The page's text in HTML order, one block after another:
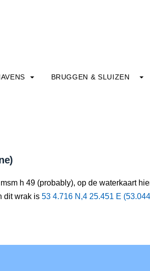
BRUGGEN & SLUIZEN
h 49 (probably), op de waterkaart
dit wrak is 53 4.716 N,4 25.451 E